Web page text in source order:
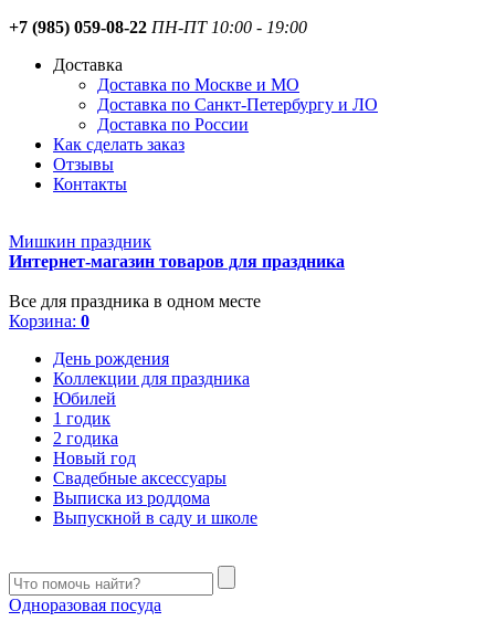
+7 (985) 059-08-22 ПН-ПТ 10:00 - 19:00
Доставка
Доставка по Москве и МО
Доставка по Санкт-Петербургу и ЛО
Доставка по России
Как сделать заказ
Отзывы
Контакты
Мишкин праздник
Интернет-магазин товаров для праздника
Все для праздника в одном месте
Корзина: 0
День рождения
Коллекции для праздника
Юбилей
1 годик
2 годика
Новый год
Свадебные аксессуары
Выписка из роддома
Выпускной в саду и школе
Одноразовая посуда